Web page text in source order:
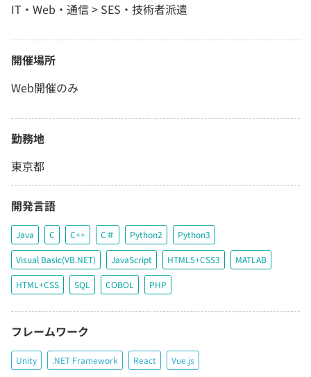
IT・Web・通信 > SES・技術者派遣
開催場所
Web開催のみ
勤務地
東京都
開発言語
Java C C++ C＃ Python2 Python3
Visual Basic(VB.NET) JavaScript HTML5+CSS3 MATLAB
HTML+CSS SQL COBOL PHP
フレームワーク
Unity .NET Framework React Vue.js